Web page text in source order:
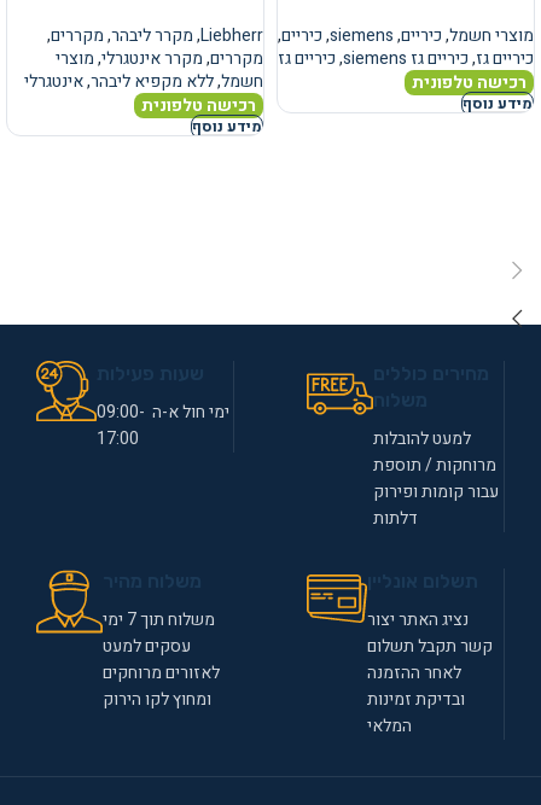
מוצרי חשמל,כיריים,
siemens
,כיריים,
כיריים גז,כיריים גז siemens ,כיריים גז
רכישה טלפונית
מידע נוסף
Liebherr
,מקרר ליבהר,מקררים,
מקררים,מקרר אינטגרלי,מוצרי
חשמל,ללא מקפיא ליבהר,אינטגרלי
רכישה טלפונית
מידע נוסף
למעט להובלות
מרוחקות / תוספת
עבור קומות ופירוק
דלתות
ימי חול א-ה 09:00-
17:00
נציג האתר יצור
קשר תקבל תשלום
לאחר ההזמנה
ובדיקת זמינות
המלאי
משלוח תוך 7 ימי
עסקים למעט
לאזורים מרוחקים
ומחוץ לקו הירוק